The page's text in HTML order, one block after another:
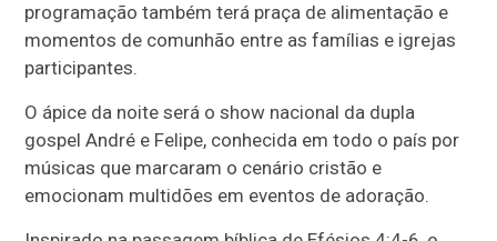
programação também terá praça de alimentação e
momentos de comunhão entre as famílias e igrejas
participantes.
O ápice da noite será o show nacional da dupla
gospelAndré e Felipe, conhecida em todo o país por
músicas que marcaram o cenário cristão e
emocionam multidões em eventos de adoração.